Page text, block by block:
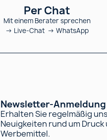
Per Chat
Mit einem Berater sprechen
→ Live-Chat → WhatsApp
Newsletter-Anmeldung
Erhalten Sie regelmäßig
Neuigkeiten rund um Druck
Werbemittel.